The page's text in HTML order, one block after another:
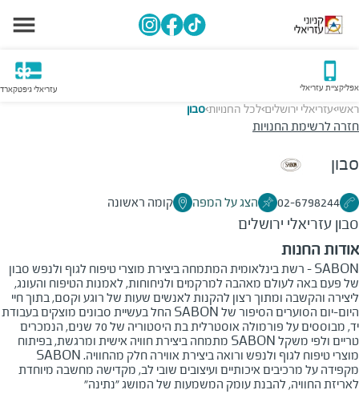
אפליקציית עזריאלי עזריאלי גיפטקארד
ראשי>עזריאלי ירושלים>לכל החנויות>סבון
חזרה לרשימת החנויות
סבון
02-6798244 הצג על המפה קומה ראשונה
סבון עזריאלי ירושלים
אודות החנות
SABON – רשת בינלאומית המתמחה ביצירת מוצרי טיפוח לגוף ולנפש סבון
של פעם באה לעולם מאהבה למרקמים ולניחוחות, לאמנות הטיפוח והעונג,
ליצירה והקשבה ומתוך רצון להקנות לאנשים שעות של רוגע וקסם, בתוך חיי
היום-יום הסוערים הסיפור של SABON החל בעשיית סבונים מוצקים בעבודת
יד, מבוססים על פורמולה אוסטרלית בת היסטוריה של 70 שנים, הנמכרים
טריים ולפי משקל SABON מתמחה ביצירת חוויה אישית ומרגשת, בפיתוח
מוצרי טיפוח לגוף ולנפש ורואה ביצירת אווירה חלק מהחוויה. SABON
מקפידה על מרכיבים איכותיים ועיצובים שובי לב, מקדישה מחשבה מיוחדת
לאריזת החוויה, להבנת עומק המשמעות של המושג "נתינה"